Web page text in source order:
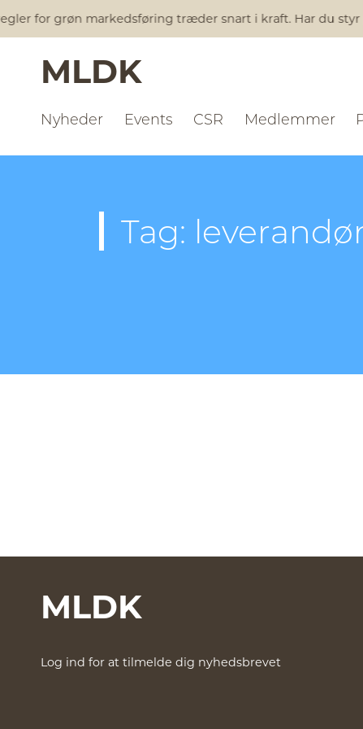
for grøn markedsføring træder snart i kraft. Har du styr
MLDK
Nyheder Events CSR Medlemmer
Tag:
MLDK
Log ind for at tilmelde dig nyhedsbrevet